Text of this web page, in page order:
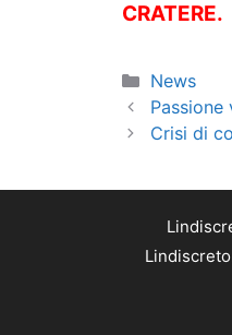
CRATERE.
Categorie
News
Crisi di